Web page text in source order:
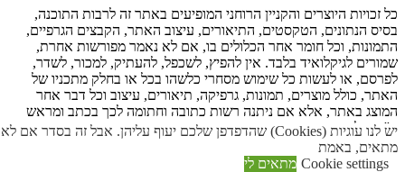
כל זכויות היוצרים והקניין הרוחני המופיעים באתר זה לרבות התוכנה,
בסיס הנתונים, הטקסטים, התיאורים, עיצוב האתר, הקבצים הגרפיים,
התמונות, וכל חומר אחר הכלולים בו, אם לא נאמר מפורשות אחרת,
שמורים לגיקלואיד בלבד. אין להפיץ, לשכפל, להעתיק, למכור, לשדר,
לפרסם, או לעשות כל שימוש מסחרי כלשהו בכל או בחלק מתכניו של
האתר, כולל מוצרים, תמונות, גרפיקה, תיאורים, עיצוב וכל דבר אחר
המוצג באתר, אלא אם ניתנה רשות כתובה וחתומה לכך בכתב ומראש
ע''י גיקלואיד.
גילוי נאות: כמו לכל אתר אינטרנט אחר, יש לנו עלויות תפעול. חלק
יש לנו עוגיות (Cookies) שהדפדפן שלכם יעוף עליהן. אבל זה בסדר אם לא
מתאים, באמת
Cookie settings מתאים לי